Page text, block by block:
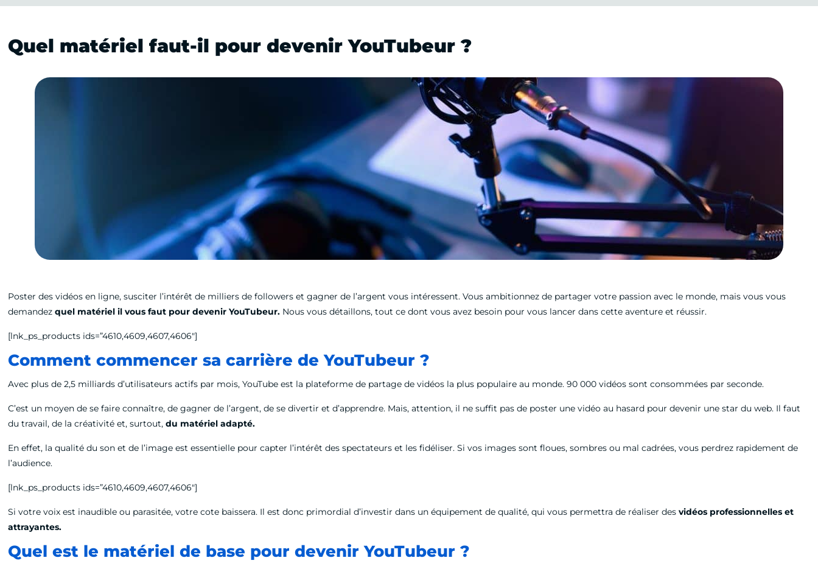
Quel matériel faut-il pour devenir YouTubeur ?
Poster des vidéos en ligne, susciter l’intérêt de milliers de followers et gagner de l’argent vous intéressent. Vous ambitionnez de partager votre passion avec le monde, mais vous vous
demandezquel matériel il vous faut pour devenir YouTubeur. Nous vous détaillons, tout ce dont vous avez besoin pour vous lancer dans cette aventure et réussir.
[lnk_ps_products ids=”4610,4609,4607,4606″]
Comment commencer sa carrière de YouTubeur ?
Avec plus de 2,5 milliards d’utilisateurs actifs par mois, YouTube est la plateforme de partage de vidéos la plus populaire au monde. 90 000 vidéos sont consommées par seconde.
C’est un moyen de se faire connaître, de gagner de l’argent, de se divertir et d’apprendre. Mais, attention, il ne suffit pas de poster une vidéo au hasard pour devenir une star du web. Il faut
du travail, de la créativité et, surtout,du matériel adapté.
En effet, la qualité du son et de l’image est essentielle pour capter l’intérêt des spectateurs et les fidéliser. Si vos images sont floues, sombres ou mal cadrées, vous perdrez rapidement de
l’audience.
[lnk_ps_products ids=”4610,4609,4607,4606″]
Si votre voix est inaudible ou parasitée, votre cote baissera. Il est donc primordial d’investir dans un équipement de qualité, qui vous permettra de réaliser desvidéos professionnelles et
attrayantes.
Quel est le matériel de base pour devenir YouTubeur ?